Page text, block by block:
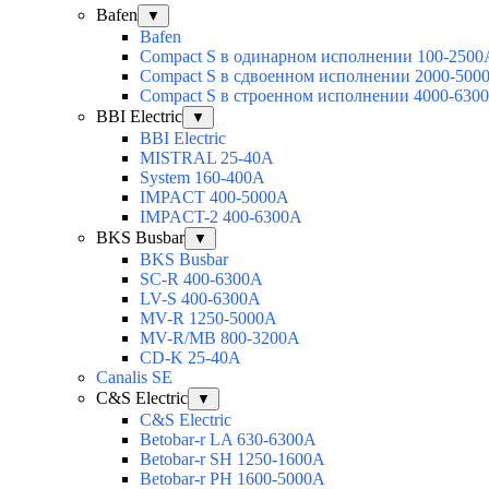
Bafen
▼
Bafen
Compact S в одинарном исполнении 100-
Compact S в сдвоенном исполнении 2000-
Compact S в строенном исполнении 4000-
BBI Electric
▼
BBI Electric
MISTRAL 25-40А
System 160-400А
IMPACT 400-5000А
IMPACT-2 400-6300А
BKS Busbar
▼
BKS Busbar
SC-R 400-6300A
LV-S 400-6300A
MV-R 1250-5000A
MV-R/MB 800-3200A
CD-K 25-40A
Canalis SE
C&S Electric
▼
C&S Electric
Betobar-r LA 630-6300A
Betobar-r SH 1250-1600A
Betobar-r PH 1600-5000A